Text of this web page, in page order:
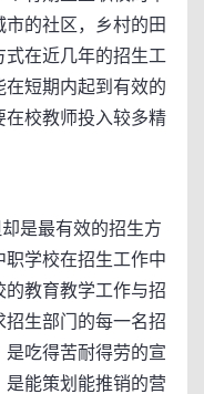
的社区，乡村的田
在近几年的招生工
短期内起到有效的
在校教师投入较多精
是最有效的招生方
学校在招生工作中
的教育教学工作与招
生部门的每一名招
吃得苦耐得劳的宣
能策划能推销的营